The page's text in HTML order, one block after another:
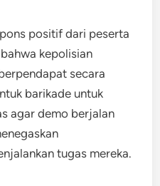
positif dari peserta
kepolisian
secara
barikade untuk
agar demo berjalan
tugas mereka.